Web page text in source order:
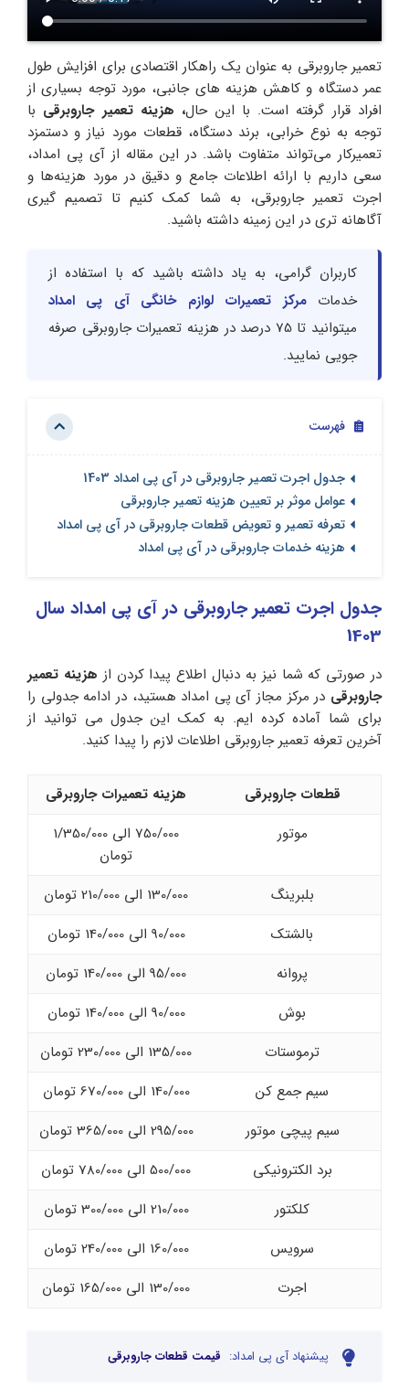
تعمیر جاروبرقی به عنوان یک راهکار اقتصادی برای افزایش طول
عمر دستگاه و کاهش هزینه‌ های جانبی، مورد توجه بسیاری از
افراد قرار گرفته است. با این حال، هزینه تعمیر جاروبرقی با
توجه به نوع خرابی، برند دستگاه، قطعات مورد نیاز و دستمزد
تعمیرکار می‌تواند متفاوت باشد. در این مقاله از آی پی امداد،
سعی داریم با ارائه اطلاعات جامع و دقیق در مورد هزینه‌ها و
اجرت تعمیر جاروبرقی، به شما کمک کنیم تا تصمیم‌ گیری
آگاهانه‌ تری در این زمینه داشته باشید.
کاربران گرامی، به یاد داشته باشید که با استفاده از
خدماتمرکز تعمیرات لوازم خانگی آی پی امداد
میتوانید تا 75 درصد در هزینه تعمیرات جاروبرقی صرفه
جویی نمایید.
فهرست
جدول اجرت تعمیر جاروبرقی در آی پی امداد 1403
عوامل موثر بر تعیین هزینه تعمیر جاروبرقی
تعرفه تعمیر و تعویض قطعات جاروبرقی در آی پی امداد
هزینه خدمات جاروبرقی در آی پی امداد
جدول اجرت تعمیر جاروبرقی در آی پی امداد سال
1403
در صورتی که شما نیز به دنبال اطلاع پیدا کردن از هزینه تعمیر
جاروبرقی در مرکز مجاز آی پی امداد هستید، در ادامه جدولی را
برای شما آماده کرده ایم. به کمک این جدول می توانید از
آخرین تعرفه تعمیر جاروبرقی اطلاعات لازم را پیدا کنید.
قطعات جاروبرقی
هزینه تعمیرات جاروبرقی
موتور
750/000 الی 1/350/000
تومان
بلبرینگ
130/000 الی 210/000 تومان
بالشتک
90/000 الی 140/000 تومان
پروانه
95/000 الی 140/000 تومان
بوش
90/000 الی 140/000 تومان
ترموستات
135/000 الی 230/000 تومان
سیم جمع کن
140/000 الی 670/000 تومان
سیم پیچی موتور
295/000 الی 365/000 تومان
برد الکترونیکی
500/000 الی 780/000 تومان
کلکتور
210/000 الی 300/000 تومان
سرویس
160/000 الی 240/000 تومان
اجرت
130/000 الی 165/000 تومان
پیشنهاد آی پی امداد: قیمت قطعات جاروبرقی